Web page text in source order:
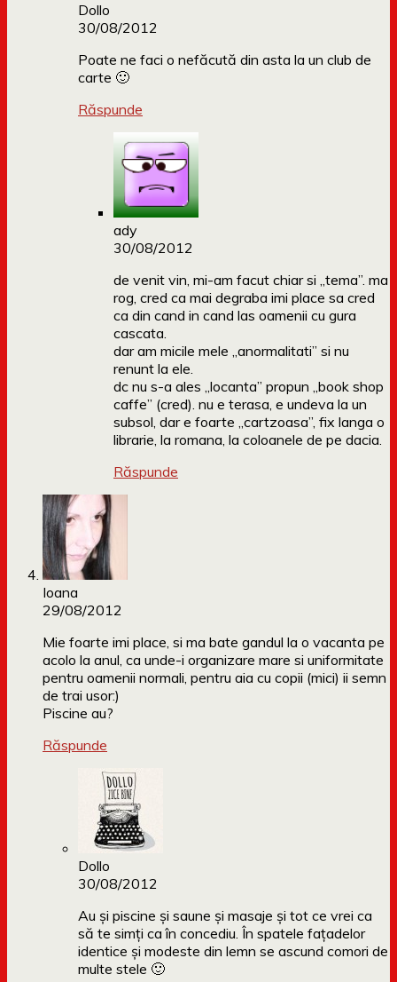
Dollo
30/08/2012
Poate ne faci o nefăcută din asta la un club de
carte 🙂
Răspunde
ady
30/08/2012
de venit vin, mi-am facut chiar si „tema”. ma
rog, cred ca mai degraba imi place sa cred
ca din cand in cand las oamenii cu gura
cascata.
dar am micile mele „anormalitati” si nu
renunt la ele.
dc nu s-a ales „locanta” propun „book shop
caffe” (cred). nu e terasa, e undeva la un
subsol, dar e foarte „cartzoasa”, fix langa o
librarie, la romana, la coloanele de pe dacia.
Răspunde
Ioana
29/08/2012
Mie foarte imi place, si ma bate gandul la o vacanta pe
acolo la anul, ca unde-i organizare mare si uniformitate
pentru oamenii normali, pentru aia cu copii (mici) ii semn
de trai usor:)
Piscine au?
Răspunde
Dollo
30/08/2012
Au și piscine și saune și masaje și tot ce vrei ca
să te simți ca în concediu. În spatele fațadelor
identice și modeste din lemn se ascund comori de
multe stele 🙂